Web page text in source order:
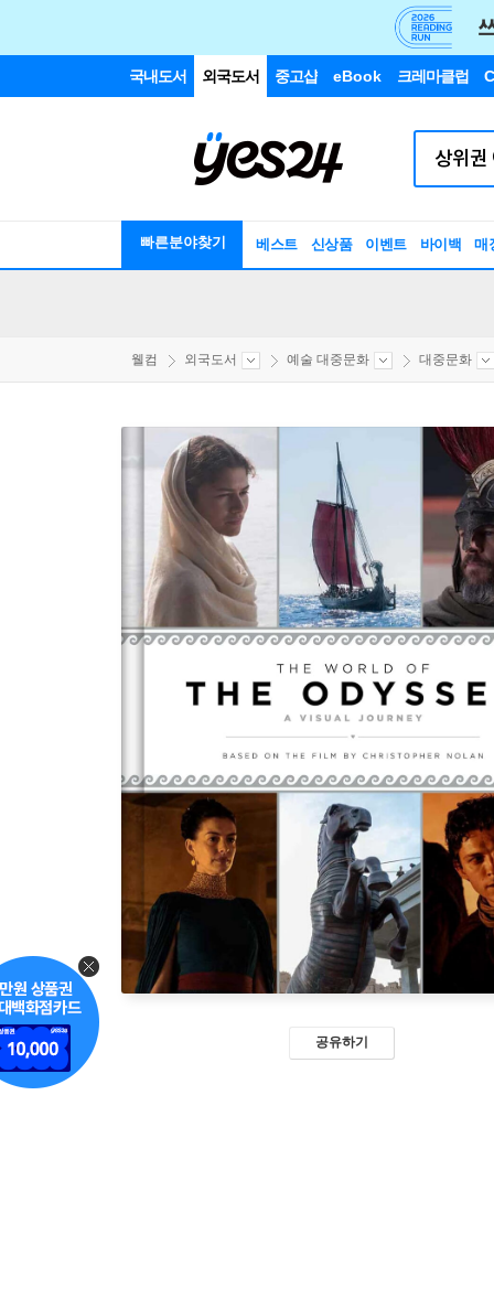
국내도서 외국도서 중고샵 eBook 크레마클럽
빠른분야찾기 베스트 신상품 이벤트 바이백 매
웰컴 외국도서 예술 대중문화 대중문화
공유하기